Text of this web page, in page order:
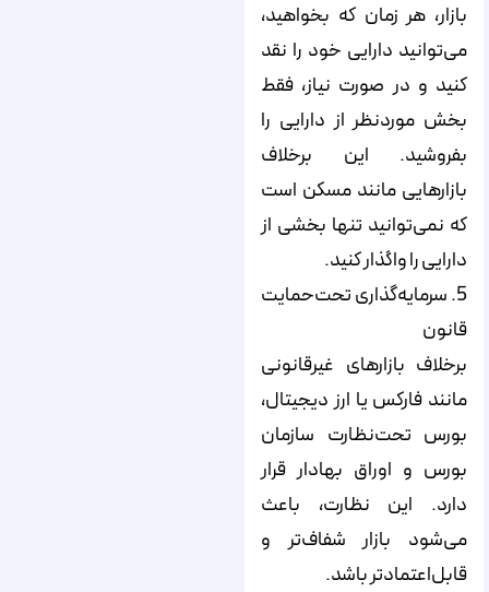
بازار، هر زمان که بخواهید،
می‌توانید دارایی خود را نقد
کنید و در صورت نیاز، فقط
بخش مورد‌نظر از دارایی را
بفروشید. این برخلاف
بازارهایی مانند مسکن است
که نمی‌توانید تنها بخشی از
دارایی را واگذار کنید.
5. سرمایه‌گذاری تحت‌حمایت
قانون
برخلاف بازارهای غیرقانونی
مانند فارکس یا ارز دیجیتال،
بورس تحت‌نظارت سازمان
بورس و اوراق بهادار قرار
دارد. این نظارت، باعث
می‌شود بازار شفاف‌تر و
قابل‌اعتمادتر باشد.